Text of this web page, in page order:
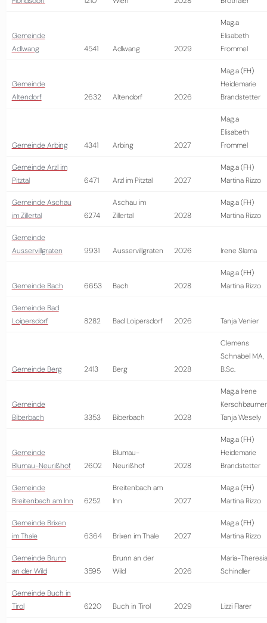
Gemeinde
Adlwang
4541 Adlwang 2029
Mag.a
Elisabeth
Frommel
Gemeinde
Altendorf
2632 Altendorf 2026
Mag.a (FH)
Heidemarie
Brandstetter
Gemeinde Arbing 4341 Arbing 2027
Mag.a
Elisabeth
Frommel
Gemeinde Arzl im
Pitztal
6471 Arzl im Pitztal 2027
Mag.a (FH)
Martina Rizzo
Gemeinde Aschau
im Zillertal
6274
Aschau im
Zillertal
2028
Mag.a (FH)
Martina Rizzo
Gemeinde
Ausservillgraten
9931 Ausservillgraten 2026 Irene Slama
Gemeinde Bach 6653 Bach 2028
Mag.a (FH)
Martina Rizzo
Gemeinde Bad
Loipersdorf
8282 Bad Loipersdorf 2026 Tanja Venier
Gemeinde Berg 2413 Berg 2028
Clemens
Schnabel MA,
B.Sc.
Gemeinde
Biberbach
3353 Biberbach 2028
Mag.a Irene
Tanja Wesely
Gemeinde
Blumau-Neurißhof
2602
Blumau-
Neurißhof
2028
Mag.a (FH)
Heidemarie
Brandstetter
Gemeinde
Breitenbach am Inn
6252
Breitenbach am
Inn
2027
Mag.a (FH)
Martina Rizzo
Gemeinde Brixen
im Thale
6364 Brixen im Thale 2027
Mag.a (FH)
Martina Rizzo
Gemeinde Brunn
an der Wild
3595
Brunn an der
Wild
2026
Maria-Theresia
Schindler
Gemeinde Buch in
Tirol
6220 Buch in Tirol 2029 Lizzi Flarer